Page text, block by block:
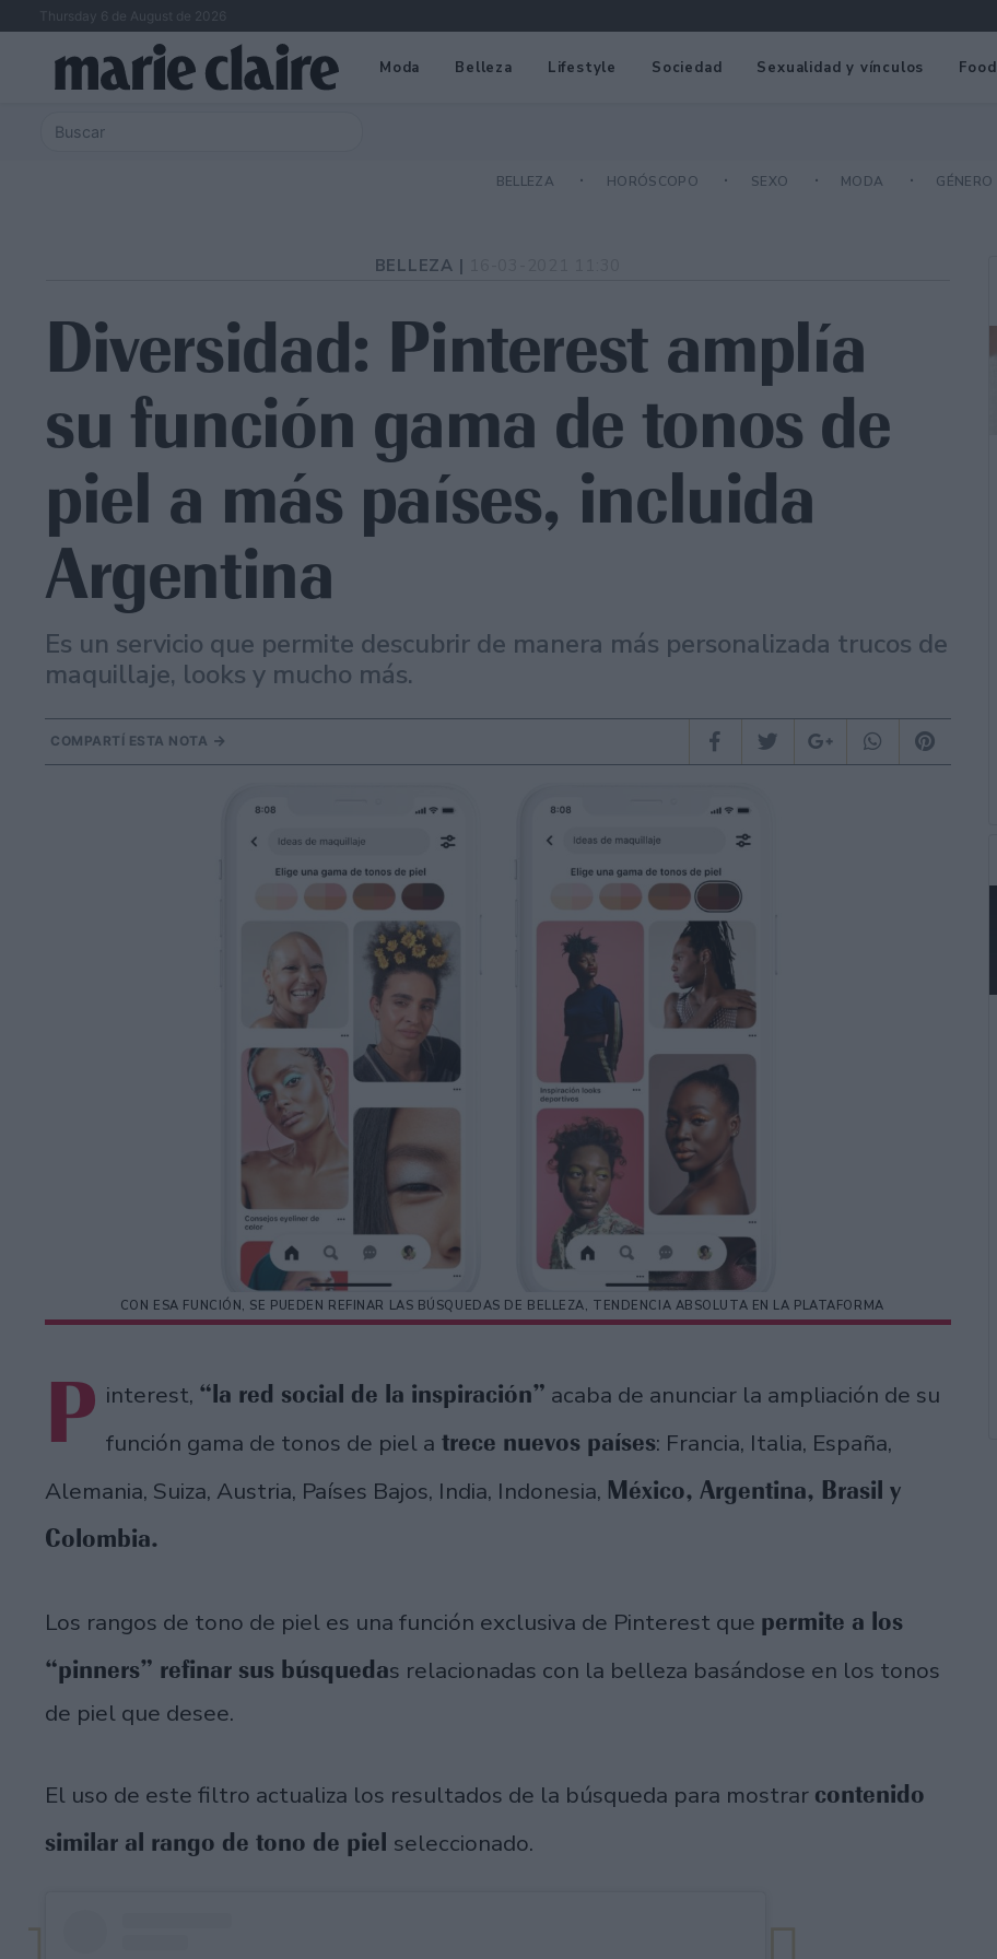
Thursday 6 de August de 2026
Moda Belleza Lifestyle Sociedad Sexualidad y vínculos Food
BELLEZA HORÓSCOPO SEXO MODA GÉNERO
BELLEZA |
Diversidad: Pinterest amplía
su función gama de tonos de
piel a más países, incluida
Argentina
Es un servicio que permite descubrir de manera más personalizada trucos de
maquillaje, looks y mucho más.
COMPARTÍ ESTA NOTA
CON ESA FUNCIÓN, SE PUEDEN REFINAR LAS BÚSQUEDAS DE BELLEZA, TENDENCIA ABSOLUTA EN LA PLATAFORMA
P interest, “la red social de la inspiración” acaba de anunciar la ampliación de su
función gama de tonos de piel a trece nuevos países: Francia, Italia, España,
Alemania, Suiza, Austria, Países Bajos, India, Indonesia, México, Argentina, Brasil y
Colombia.
Los rangos de tono de piel es una función exclusiva de Pinterest que permite a los
“pinners” refinar sus búsquedas relacionadas con la belleza basándose en los tonos
de piel que desee.
El uso de este filtro actualiza los resultados de la búsqueda para mostrar contenido
similar al rango de tono de piel seleccionado.